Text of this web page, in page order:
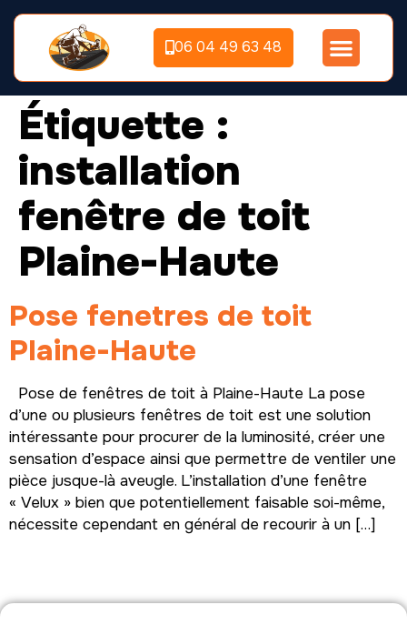
06 04 49 63 48
Étiquette :
installation
fenêtre de toit
Plaine-Haute
Pose fenetres de toit
Plaine-Haute
Pose de fenêtres de toit à Plaine-Haute La pose
d’une ou plusieurs fenêtres de toit est une solution
intéressante pour procurer de la luminosité, créer une
sensation d’espace ainsi que permettre de ventiler une
pièce jusque-là aveugle. L’installation d’une fenêtre
« Velux » bien que potentiellement faisable soi-même,
nécessite cependant en général de recourir à un […]